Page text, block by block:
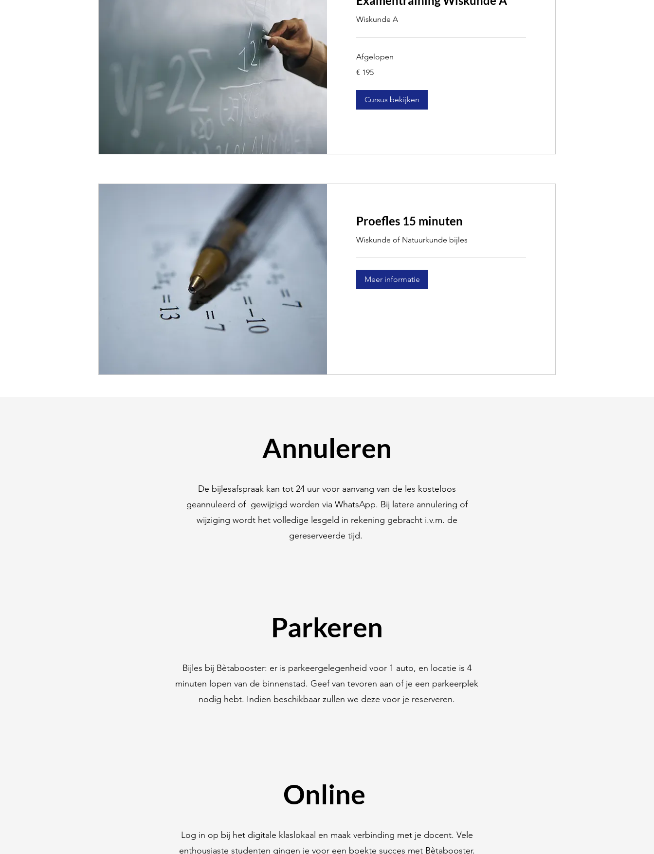
Wiskunde A
Afgelopen
euro
€ 195
Cursus bekijken
Proefles 15 minuten
Wiskunde of Natuurkunde bijles
Meer informatie
Annuleren
De bijlesafspraak kan tot 24 uur voor aanvang van de les kosteloos
geannuleerd of gewijzigd worden via WhatsApp. Bij latere annulering of
wijziging wordt het volledige lesgeld in rekening gebracht i.v.m. de
gereserveerde tijd.
Parkeren
Bijles bij Bètabooster: er is parkeergelegenheid voor 1 auto, en locatie is 4
minuten lopen van de binnenstad. Geef van tevoren aan of je een parkeerplek
nodig hebt. Indien beschikbaar zullen we deze voor je reserveren.
Online
Log in op bij het digitale klaslokaal en maak verbinding met je docent. Vele
enthousiaste studenten gingen je voor een boekte succes met Bètabooster.